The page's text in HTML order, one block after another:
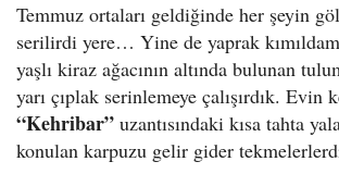
Temmuz ortaları geldiğinde her şeyin
serilirdi yere… Yine de yaprak
yaşlı kiraz ağacının altında bulunan
yarı çıplak serinlemeye çalışırdık. Evin
“Kehribar” uzantısındaki kısa tahta
konulan karpuzu gelir gider